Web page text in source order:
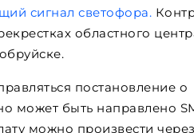
сигнал светофора.
областного
постановление о
может быть направлено
можно произвести через